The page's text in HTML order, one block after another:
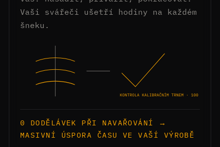
Vaši svářeči ušetří hodiny na každém
šneku.
KONTROLA KALIBRAČNÍM TRNEM · 100 %
0 DODĚLÁVEK PŘI NAVAŘOVÁNÍ →
MASIVNÍ ÚSPORA ČASU VE VAŠÍ VÝROBĚ